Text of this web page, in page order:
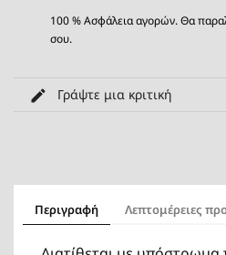
100 % Ασφάλεια αγορών. Θα
σου.
Γράψτε μια κριτική
Περιγραφή Λεπτομέρειες